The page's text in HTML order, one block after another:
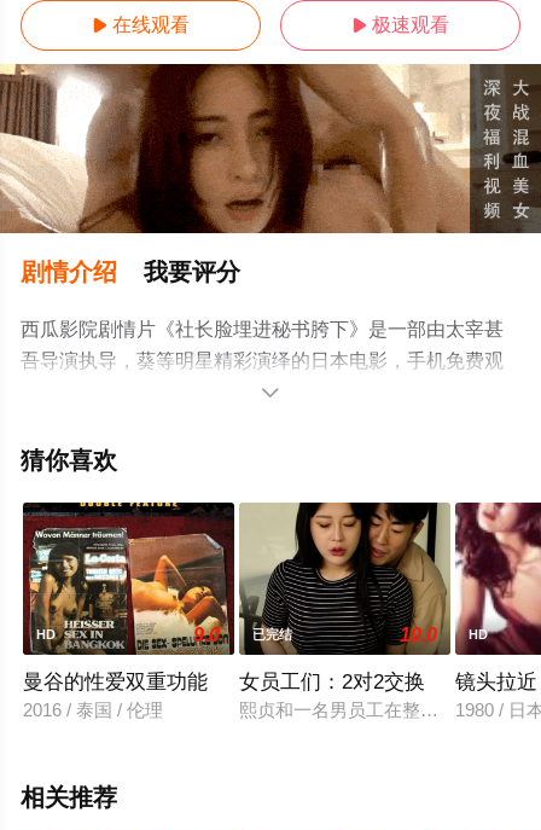
 在线观看  极速观看
剧情介绍 我要评分
西瓜影院剧情片《社长脸埋进秘书胯下》是一部由太宰甚
吾导演执导，葵等明星精彩演绎的日本电影，手机免费观
看高清无删减完整版电影大全就上西瓜影视，更多相关信
。

猜你喜欢
HD 9.0
曼谷的性爱双重功能
2016 / 泰国 / 伦理
已完结 10.0
女员工们：2对2交换
熙贞和一名男员工在整理仓库时被锁
HD
镜头拉
1980 / 日
相关推荐